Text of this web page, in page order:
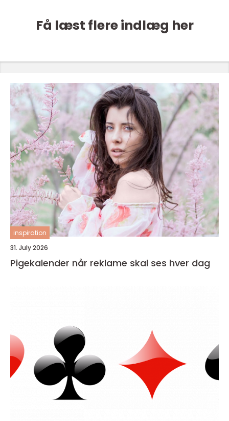
Få læst flere indlæg her
inspiration
31. July 2026
Pigekalender når reklame skal ses hver dag